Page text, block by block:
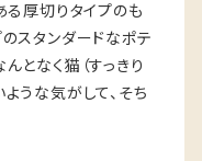
る厚切りタイプのも
スタンダードなポテ
となく猫（すっきり
うな気がして、そち